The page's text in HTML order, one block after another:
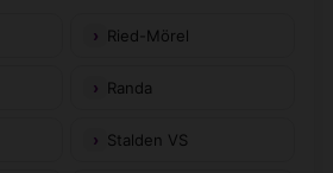
Ried-Mörel
Randa
Stalden VS